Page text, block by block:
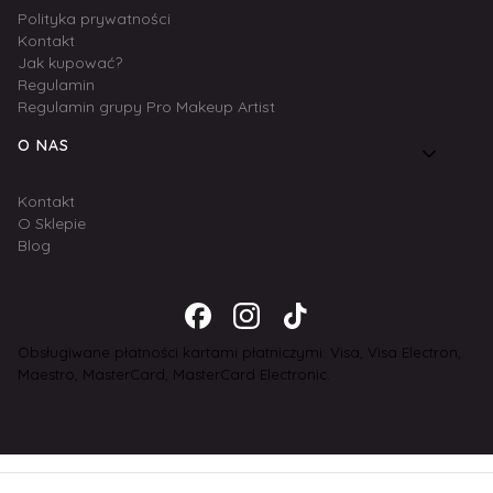
Polityka prywatności
Kontakt
Jak kupować?
Regulamin
Regulamin grupy Pro Makeup Artist
O NAS
Kontakt
O Sklepie
Blog
Obsługiwane płatności kartami płatniczymi: Visa, Visa Electron,
Maestro, MasterCard, MasterCard Electronic.